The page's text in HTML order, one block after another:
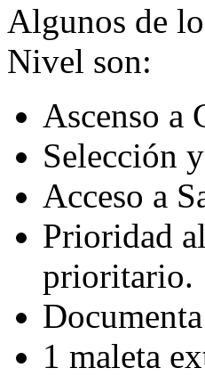
Algunos de
Nivel son:
Ascenso a
Selección
Acceso a
Prioridad
prioritario.
1 maleta